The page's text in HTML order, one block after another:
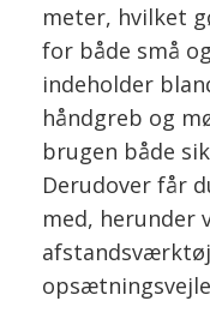
meter, hvilket
for både små
indeholder
håndgreb og
brugen både
Derudover får
med, herunder